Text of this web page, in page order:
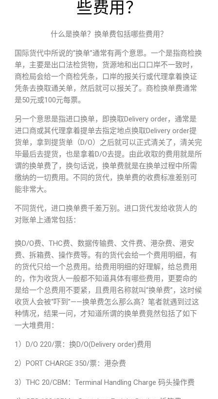
些费用？
什么是换单？换单费包括哪些费用？
国际货代中所说的“换单”通常有两个意思。一个是指商检换
单，主要是出口法检货物，货源地和出口口岸不一致时，
商检局会给一个商检凭条，口岸的报关行或代理拿着换证
凭条去换取通关单，然后就可以报关了。商检换单费通常
是50元或100元每票。
另一个意思是指进口换单，即换取Delivery order，通常是
进口商或其代理拿着提单去指定地点换取Delivery order提
货单，拿到提货单（D/O）之后就可以正式清关了，清关完
毕最后去提货，也是拿着D/O去提。由此收取的费用就是所
谓的换单费了，换句话说，换单费就是在换单过程中所需
缴纳的一切费用。不同的货代，换单费的收费标准差别可
能非常大。
不同货代，进口换单费千差万别。进口货代发给收货人的
对账单上通常包括：
换D/O费、THC费、数据传输费、文件费、港杂费、港安
费、拆箱费、操作费等。有的货代会给一个费用明细，有
的货代只给一个总费用。给费用明细的好理解，给总费用
的，作为收货人一般都不知道具体有哪些费用，更要命的
是给一个总费用不要紧，且费用名称就叫“换单费”，这时候
收货人会被“吓到”——换单费怎么那么高？笔者就遇到过这
种情况，结果一问，才知道所谓的换单费竟然包括了如下
一大堆费用：
1）D/O 220/票：换D/O(Delivery order)费用
2）PORT CHARGE 350/票：港杂费
3）THC 20/CBM：Terminal Handling Charge 码头操作费